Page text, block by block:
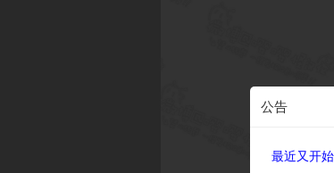
公告
最近又开